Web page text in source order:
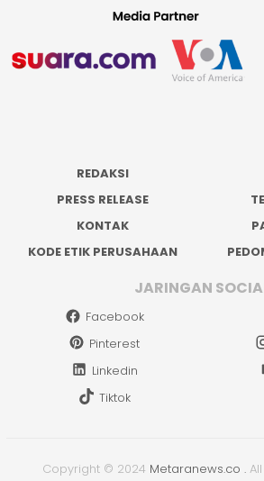
REDAKSI
PRESS RELEASE
KONTAK
KODE ETIK PERUSAHAAN
JARINGAN
Facebook
Pinterest
Linkedin
Tiktok
Copyright © 2024 Metaranews.co .